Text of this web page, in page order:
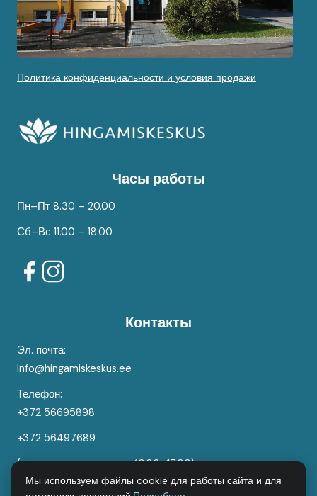
Политика конфиденциальности и условия продажи
Часы работы
Пн–Пт 8.30 – 20.00
Сб–Вс 11.00 – 18.00
Контакты
Эл. почта:
Info@hingamiskeskus.ee
Телефон:
+372 56695898
+372 56497689
(клиентская поддержка 10.00–17.00)
Hingamises OÜ
Мы используем файлы cookie для работы сайта и для